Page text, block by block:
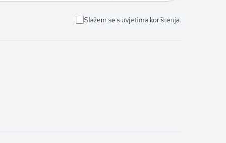
Slažem se s uvjetima korištenja.